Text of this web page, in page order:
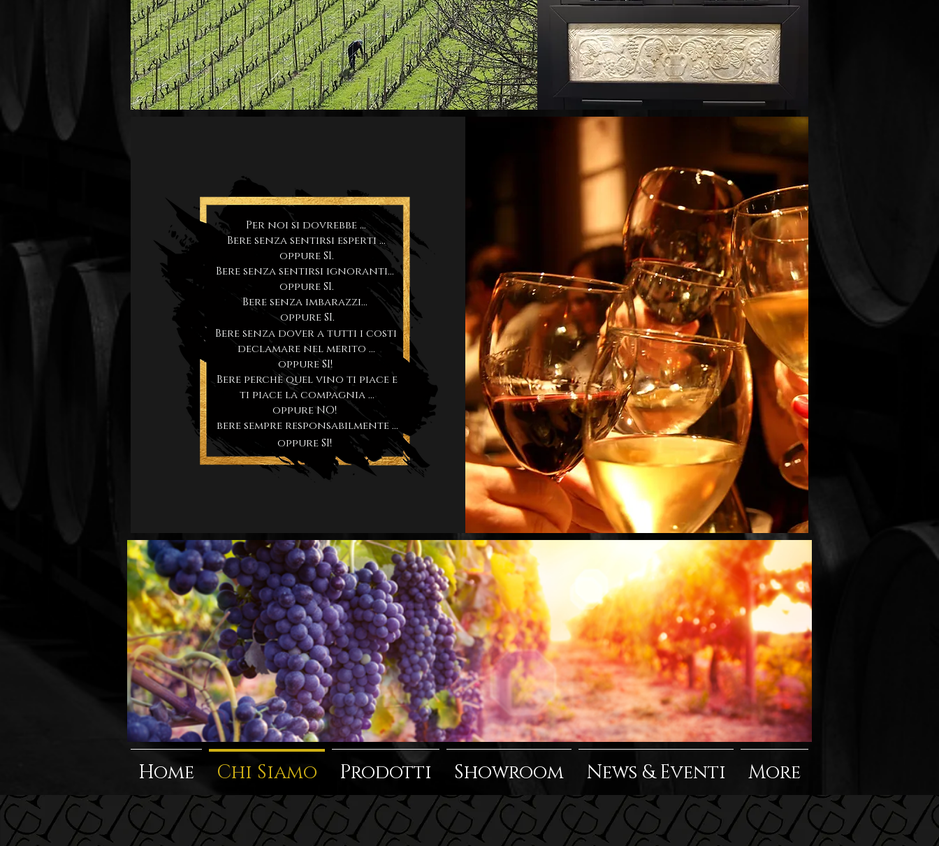
Per noi si dovrebbe ...
Bere senza sentirsi esperti ...
oppure SI.
Bere senza sentirsi ignoranti...
oppure SI.
Bere senza imbarazzi...
oppure SI.
Bere senza dover a tutti i costi
declamare nel merito ...
oppure SI!
Bere perchè quel vino ti piace e
ti piace la compagnia ...
bere sempre responsabilmente ...
oppure NO!
oppure SI!
Home Chi Siamo Prodotti Showroom News & Eventi More